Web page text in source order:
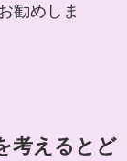
勧めしま
考えるとど